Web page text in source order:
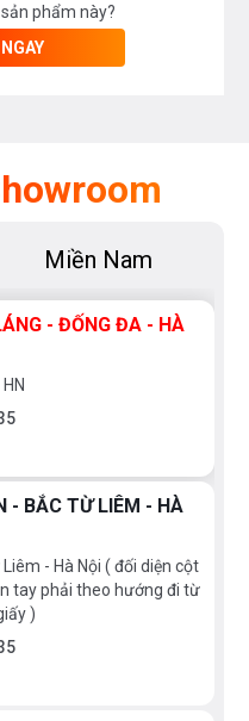
phẩm này?
Miền Nam
- ĐỐNG ĐA - HÀ
- BẮC TỪ LIÊM - HÀ
- Hà Nội ( đối diện cột
tay phải theo hướng đi từ
)